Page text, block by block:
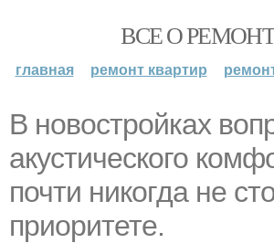
ВСЕ О
главная ремонт квартир
В новостройках
акустического
почти никогда не
приоритете.